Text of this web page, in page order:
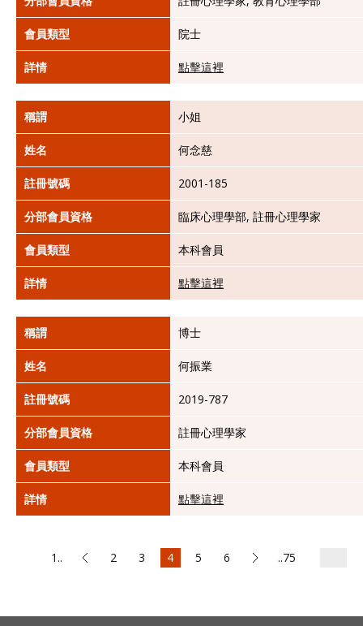
會員類型 院士
詳情 點擊這裡
稱謂 小姐
姓名 何念慈
註冊號碼 2001-185
分部會員資格 臨床心理學部, 註冊心理學家
會員類型 本科會員
詳情 點擊這裡
稱謂 博士
姓名 何振業
註冊號碼 2019-787
分部會員資格 註冊心理學家
會員類型 本科會員
詳情 點擊這裡
1.. 2 3 4 5 6 ..75